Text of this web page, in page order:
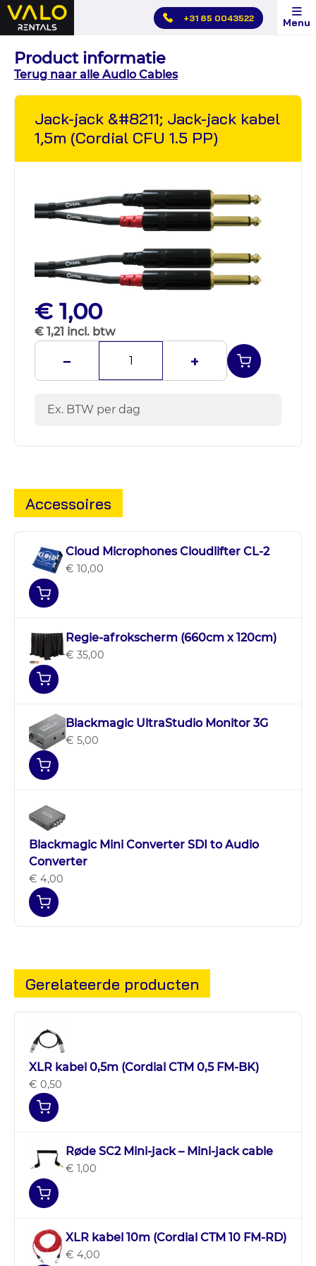
Hoofdmenu
overslaan
+31 85 0043522 Menu
Product informatie
Terug naar alle Audio Cables
Jack-jack &#8211; Jack-jack kabel
1,5m (Cordial CFU 1.5 PP)
€ 1,00
€ 1,21 incl. btw
− +
Ex. BTW per dag
Accessoires
Cloud Microphones Cloudlifter CL-2
€ 10,00
Regie-afrokscherm (660cm x 120cm)
€ 35,00
Blackmagic UltraStudio Monitor 3G
€ 5,00
Blackmagic Mini Converter SDI to Audio
Converter
€ 4,00
Gerelateerde producten
XLR kabel 0,5m (Cordial CTM 0,5 FM-BK)
€ 0,50
Røde SC2 Mini-jack – Mini-jack cable
€ 1,00
XLR kabel 10m (Cordial CTM 10 FM-RD)
€ 4,00